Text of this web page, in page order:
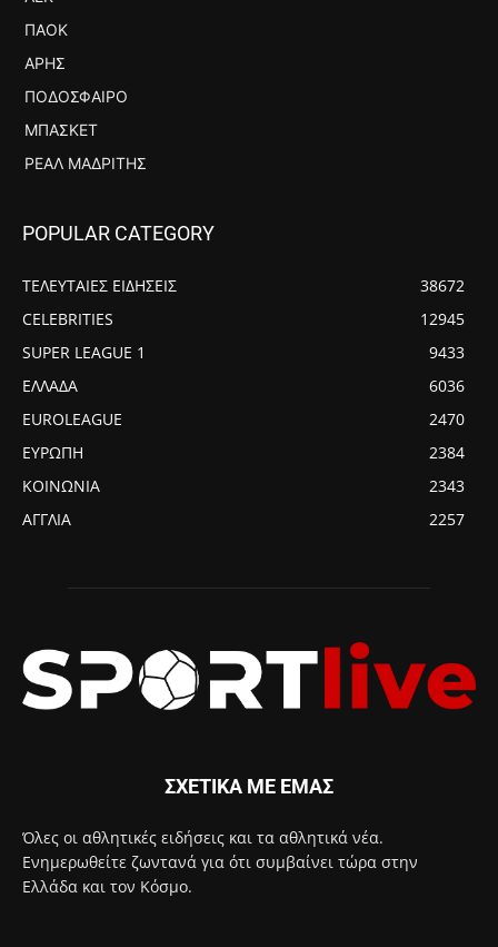
ΠΑΟΚ
ΆΡΗΣ
ΠΟΔΌΣΦΑΙΡΟ
ΜΠΆΣΚΕΤ
ΡΕΆΛ ΜΑΔΡΊΤΗΣ
POPULAR CATEGORY
ΤΕΛΕΥΤΑΙΕΣ ΕΙΔΗΣΕΙΣ
38672
CELEBRITIES
12945
SUPER LEAGUE 1
9433
ΕΛΛΑΔΑ
6036
EUROLEAGUE
2470
ΕΥΡΩΠΗ
2384
ΚΟΙΝΩΝΙΑ
2343
ΑΓΓΛΙΑ
2257
ΣΧΕΤΙΚΑ ΜΕ ΕΜΑΣ
Όλες οι αθλητικές ειδήσεις και τα αθλητικά νέα.
Ενημερωθείτε ζωντανά για ότι συμβαίνει τώρα στην
Ελλάδα και τον Κόσμο.